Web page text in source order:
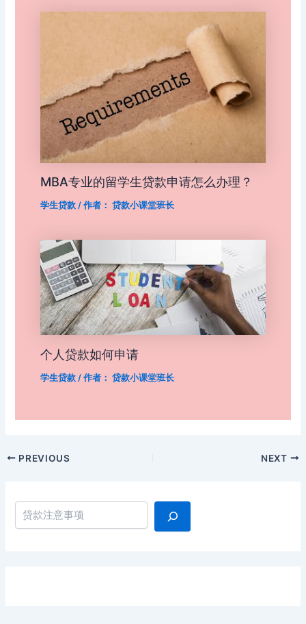
搜索
MBA专业的留学生贷款申请怎么办理？
学生贷款/ 作者： 贷款小课堂班长
个人贷款如何申请
学生贷款/ 作者： 贷款小课堂班长
PostPREVIOUS NEXT